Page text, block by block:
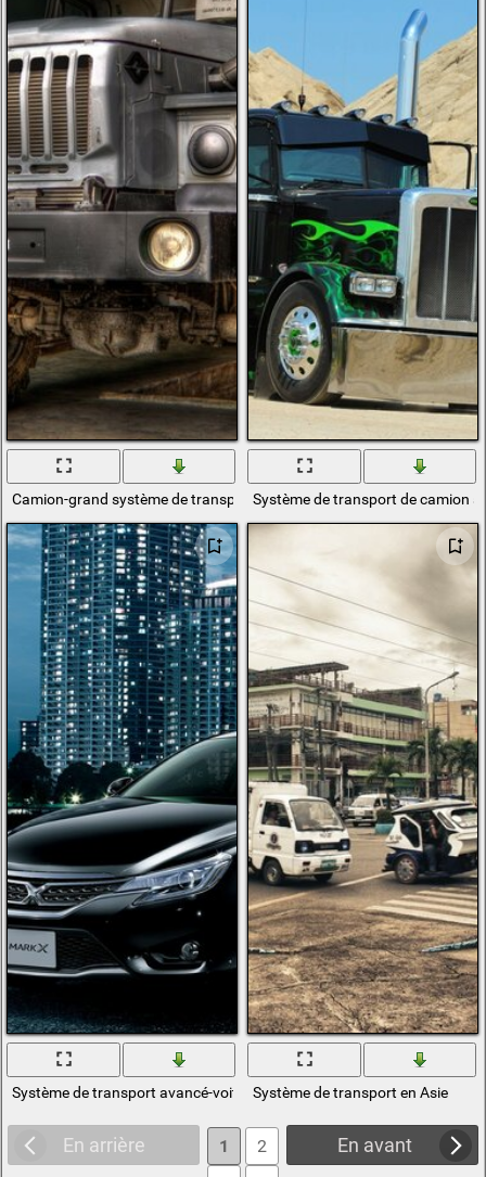
Camion-grand système de transport de voitureSystème de transport de camion
Système de transport avancé-voiture!Système de transport en Asie
En arrière En avant
1
2